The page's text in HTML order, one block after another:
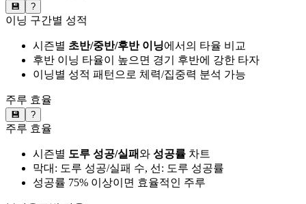
💾 ?
이닝 구간별 성적
시즌별 초반/중반/후반 이닝에서의 타율 비교
후반 이닝 타율이 높으면 경기 후반에 강한 타자
이닝별 성적 패턴으로 체력/집중력 분석 가능
주루 효율
💾 ?
주루 효율
시즌별 도루 성공/실패와 성공률 차트
막대: 도루 성공/실패 수, 선: 도루 성공률
성공률 75% 이상이면 효율적인 주루